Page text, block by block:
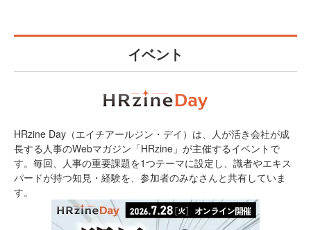
イベント
HRzine Day（エイチアールジン・デイ）は、人が活き会社が成
長する人事のWebマガジン「HRzine」が主催するイベントで
す。毎回、人事の重要課題を1つテーマに設定し、識者やエキス
パードが持つ知見・経験を、参加者のみなさんと共有していま
す。